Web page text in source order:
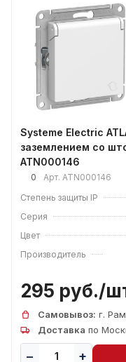
Systeme Electric
заземлением со
ATN000146
0 Арт. ATN000146
Степень защиты IP
Серия
Цвет
Производитель
295 руб./
Самовывоз: г.
Доставка по